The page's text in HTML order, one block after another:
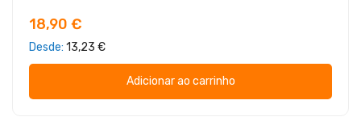
18,90 €
Desde 13,23 €
Adicionar ao carrinho